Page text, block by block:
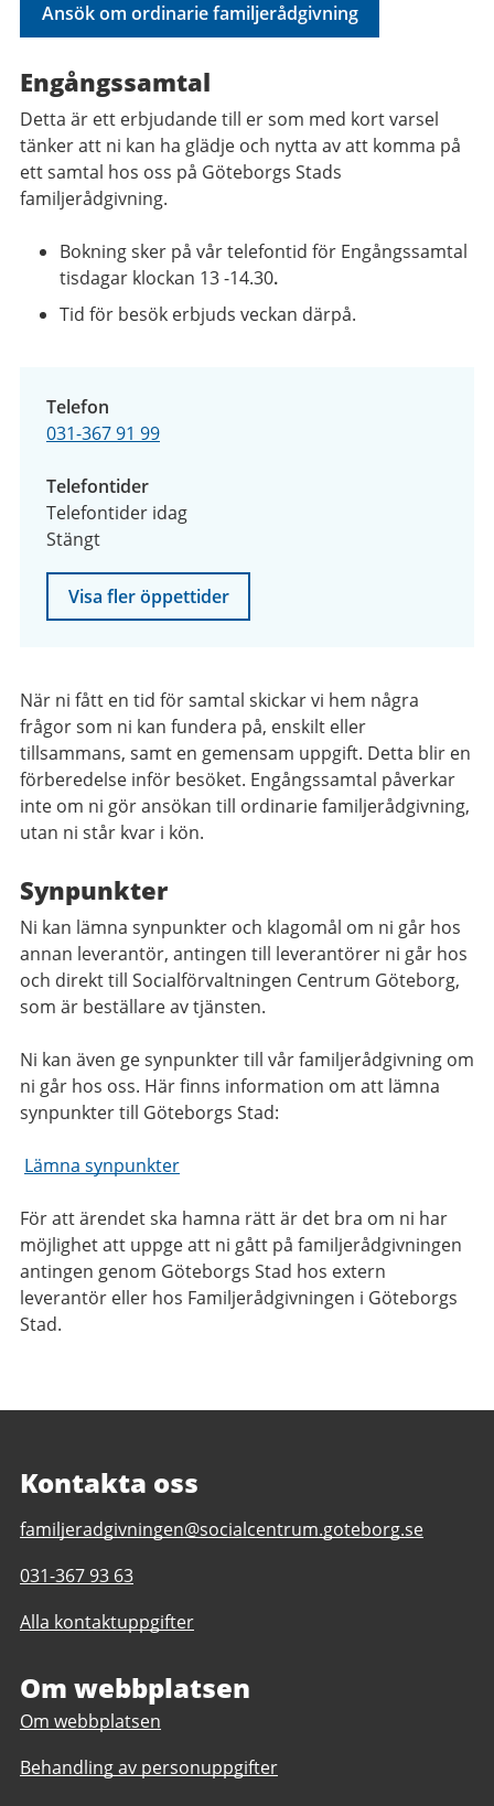
Ansök om ordinarie familjerådgivning
Engångssamtal
Detta är ett erbjudande till er som med kort varsel
tänker att ni kan ha glädje och nytta av att komma på
ett samtal hos oss på Göteborgs Stads
familjerådgivning.
Bokning sker på vår telefontid för Engångssamtal
tisdagar klockan 13 -14.30.
Tid för besök erbjuds veckan därpå.
Telefon
031-367 91 99
Telefontider
Telefontider idag
Stängt
Visa fler öppettider
När ni fått en tid för samtal skickar vi hem några
frågor som ni kan fundera på, enskilt eller
tillsammans, samt en gemensam uppgift. Detta blir en
förberedelse inför besöket. Engångssamtal påverkar
inte om ni gör ansökan till ordinarie familjerådgivning,
utan ni står kvar i kön.
Synpunkter
Ni kan lämna synpunkter och klagomål om ni går hos
annan leverantör, antingen till leverantörer ni går hos
och direkt till Socialförvaltningen Centrum Göteborg,
som är beställare av tjänsten.
Ni kan även ge synpunkter till vår familjerådgivning om
ni går hos oss. Här finns information om att lämna
synpunkter till Göteborgs Stad:
Lämna synpunkter
För att ärendet ska hamna rätt är det bra om ni har
möjlighet att uppge att ni gått på familjerådgivningen
antingen genom Göteborgs Stad hos extern
leverantör eller hos Familjerådgivningen i Göteborgs
Stad.
Kontakta oss
E-
till
Familjerådgivningen
familjeradgivningen@socialcentrum.goteborg.se
Telefonnummer
Familjerådgivningen
031-367 93 63
Alla kontaktuppgifter
Om webbplatsen
Om webbplatsen
Behandling av personuppgifter